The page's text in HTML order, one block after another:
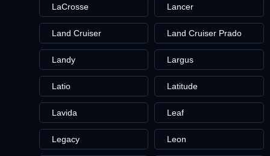
LaCrosse Lancer
Land Cruiser Land Cruiser Prado
Landy Largus
Latio Latitude
Lavida Leaf
Legacy Leon